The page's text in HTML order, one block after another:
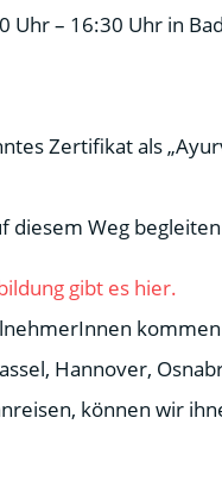
Uhr – 16:30 Uhr in
Zertifikat als
diesem Weg
gibt es hier.
Hannover,
können wir